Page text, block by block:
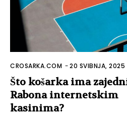
CROSARKA.COM -20 SVIBNJA, 2025
Što košarka ima
Rabona internetskim
kasinima?